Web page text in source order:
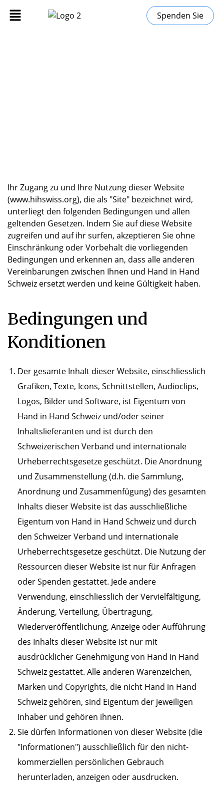
Spenden Sie
Ihr Zugang zu und Ihre Nutzung dieser Website
(www.hihswiss.org), die als "Site" bezeichnet wird,
unterliegt den folgenden Bedingungen und allen
geltenden Gesetzen. Indem Sie auf diese Website
zugreifen und auf ihr surfen, akzeptieren Sie ohne
Einschränkung oder Vorbehalt die vorliegenden
Bedingungen und erkennen an, dass alle anderen
Vereinbarungen zwischen Ihnen und Hand in Hand
Schweiz ersetzt werden und keine Gültigkeit haben.
Bedingungen und
Konditionen
Der gesamte Inhalt dieser Website, einschliesslich
Grafiken, Texte, Icons, Schnittstellen, Audioclips,
Logos, Bilder und Software, ist Eigentum von
Hand in Hand Schweiz und/oder seiner
Inhaltslieferanten und ist durch den
Schweizerischen Verband und internationale
Urheberrechtsgesetze geschützt. Die Anordnung
und Zusammenstellung (d.h. die Sammlung,
Anordnung und Zusammenfügung) des gesamten
Inhalts dieser Website ist das ausschließliche
Eigentum von Hand in Hand Schweiz und durch
den Schweizer Verband und internationale
Urheberrechtsgesetze geschützt. Die Nutzung der
Ressourcen dieser Website ist nur für Anfragen
oder Spenden gestattet. Jede andere
Verwendung, einschliesslich der Vervielfältigung,
Änderung, Verteilung, Übertragung,
Wiederveröffentlichung, Anzeige oder Aufführung
des Inhalts dieser Website ist nur mit
ausdrücklicher Genehmigung von Hand in Hand
Schweiz gestattet. Alle anderen Warenzeichen,
Marken und Copyrights, die nicht Hand in Hand
Schweiz gehören, sind Eigentum der jeweiligen
Inhaber und gehören ihnen.
Sie dürfen Informationen von dieser Website (die
"Informationen") ausschließlich für den nicht-
kommerziellen persönlichen Gebrauch
herunterladen, anzeigen oder ausdrucken.